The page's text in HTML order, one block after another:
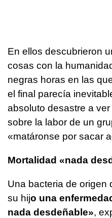
En ellos descubrieron
cosas con la
negras horas en las
el final parecía
absoluto desastre a ver
sobre la labor de un
«matáronse por sacar
Mortalidad «nada
Una bacteria de origen
su hijo una
nada desdeñable»,